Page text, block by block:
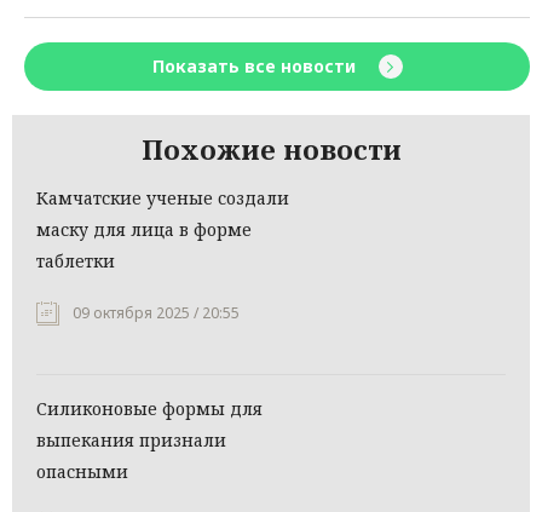
Показать все новости
Похожие новости
Камчатские ученые создали
маску для лица в форме
таблетки
09 октября 2025 / 20:55
Силиконовые формы для
выпекания признали
опасными